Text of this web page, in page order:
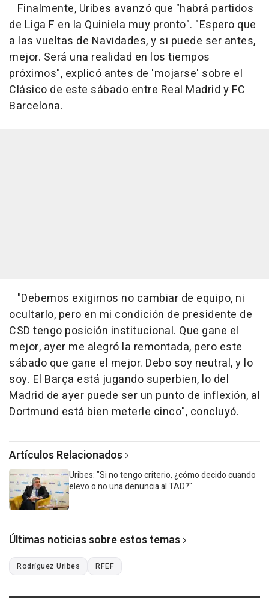
Finalmente, Uribes avanzó que "habrá partidos
de Liga F en la Quiniela muy pronto". "Espero que
a las vueltas de Navidades, y si puede ser antes,
mejor. Será una realidad en los tiempos
próximos", explicó antes de 'mojarse' sobre el
Clásico de este sábado entre Real Madrid y FC
Barcelona.
"Debemos exigirnos no cambiar de equipo, ni
ocultarlo, pero en mi condición de presidente de
CSD tengo posición institucional. Que gane el
mejor, ayer me alegró la remontada, pero este
sábado que gane el mejor. Debo soy neutral, y lo
soy. El Barça está jugando superbien, lo del
Madrid de ayer puede ser un punto de inflexión, al
Dortmund está bien meterle cinco", concluyó.
Artículos Relacionados
Uribes: "Si no tengo criterio, ¿cómo decido cuando
elevo o no una denuncia al TAD?"
Últimas noticias sobre estos temas
Rodríguez Uribes RFEF